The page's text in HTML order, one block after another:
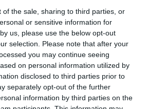
of the sale, sharing to third parties, or
or sensitive information for
us, please use the below opt-out
selection. Please note that after your
you may continue seeing
on personal information utilized by
disclosed to third parties prior to
separately opt-out of the further
information by third parties on the